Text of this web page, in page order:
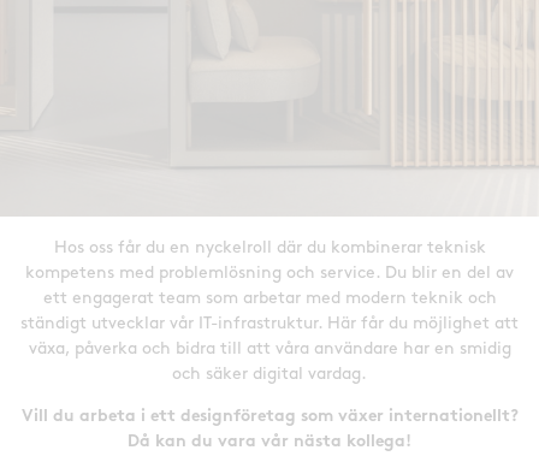
Hos oss får du en nyckelroll där du kombinerar teknisk
kompetens med problemlösning och service. Du blir en del av
ett engagerat team som arbetar med modern teknik och
ständigt utvecklar vår IT-infrastruktur. Här får du möjlighet att
växa, påverka och bidra till att våra användare har en smidig
och säker digital vardag.
Vill du arbeta i ett designföretag som växer internationellt?
Då kan du vara vår nästa kollega!